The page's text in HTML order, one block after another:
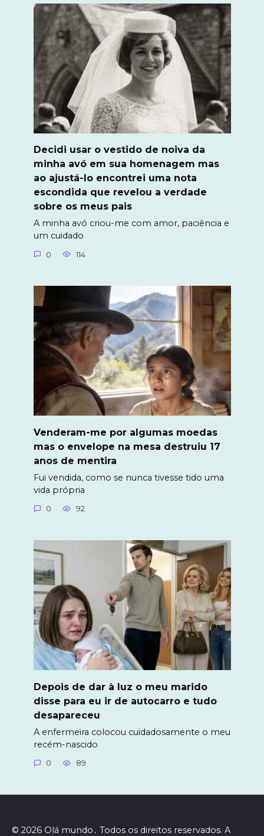
Decidi usar o vestido de noiva da
minha avó em sua homenagem mas
ao ajustá-lo encontrei uma nota
escondida que revelou a verdade
sobre os meus pais
A minha avó criou-me com amor, paciência e
um cuidado
0 114
Venderam-me por algumas moedas
mas o envelope na mesa destruiu 17
anos de mentira
Fui vendida, como se nunca tivesse tido uma
vida própria
0 92
Depois de dar à luz o meu marido
disse para eu ir de autocarro e tudo
desapareceu
A enfermeira colocou cuidadosamente o meu
recém-nascido
0 89
© 2026 Olá mundo․ Todos os direitos reservados. A